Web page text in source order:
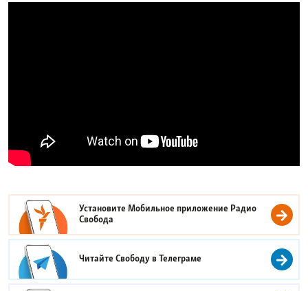
Установите Мобильное приложение Радио
Свобода
Читайте Свободу вТелеграме